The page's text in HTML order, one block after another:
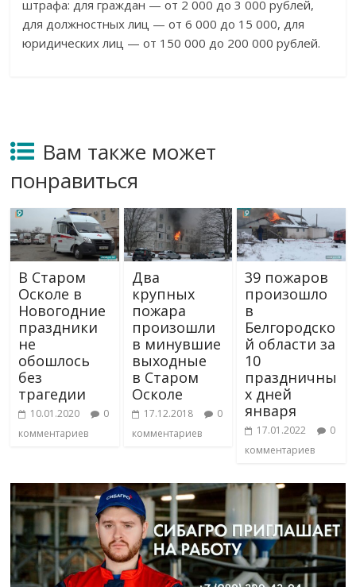
штрафа: для граждан — от 2 000 до 3 000 рублей,
для должностных лиц — от 6 000 до 15 000, для
юридических лиц — от 150 000 до 200 000 рублей.
Вам также может
понравиться
В Старом
Осколе в
Новогодние
праздники
не
обошлось
без
трагедии
10.01.2020
0
комментариев
Два
крупных
пожара
произошли
в минувшие
выходные
в Старом
Осколе
17.12.2018
0
комментариев
39 пожаров
произошло
в
Белгородско
й области за
10
праздничны
х дней
января
17.01.2022
0
комментариев